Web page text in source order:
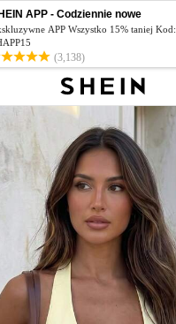
APP - Codziennie nowe
APP Wszystko 15% taniej Kod:
(3,138)